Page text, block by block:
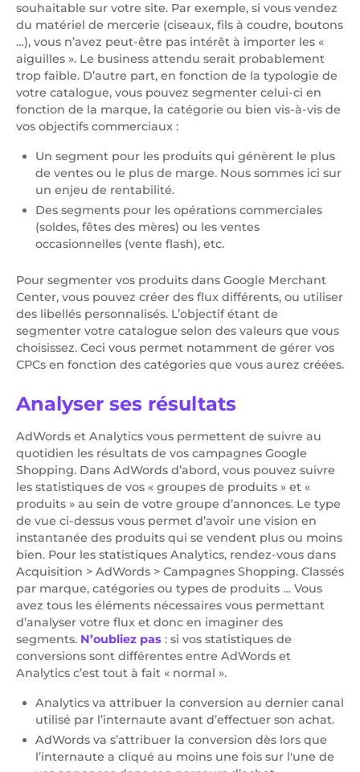
souhaitable sur votre site. Par exemple, si vous vendez
du matériel de mercerie (ciseaux, fils à coudre, boutons
…), vous n’avez peut-être pas intérêt à importer les «
aiguilles ». Le business attendu serait probablement
trop faible. D’autre part, en fonction de la typologie de
votre catalogue, vous pouvez segmenter celui-ci en
fonction de la marque, la catégorie ou bien vis-à-vis de
vos objectifs commerciaux :
Un segment pour les produits qui génèrent le plus
de ventes ou le plus de marge. Nous sommes ici sur
un enjeu de rentabilité.
Des segments pour les opérations commerciales
(soldes, fêtes des mères) ou les ventes
occasionnelles (vente flash), etc.
Pour segmenter vos produits dans Google Merchant
Center, vous pouvez créer des flux différents, ou utiliser
des libellés personnalisés. L’objectif étant de
segmenter votre catalogue selon des valeurs que vous
choisissez. Ceci vous permet notamment de gérer vos
CPCs en fonction des catégories que vous aurez créées.
Analyser ses résultats
AdWords et Analytics vous permettent de suivre au
quotidien les résultats de vos campagnes Google
Shopping. Dans AdWords d’abord, vous pouvez suivre
les statistiques de vos « groupes de produits » et «
produits » au sein de votre groupe d’annonces. Le type
de vue ci-dessus vous permet d’avoir une vision en
instantanée des produits qui se vendent plus ou moins
bien. Pour les statistiques Analytics, rendez-vous dans
Acquisition > AdWords > Campagnes Shopping. Classés
par marque, catégories ou types de produits … Vous
avez tous les éléments nécessaires vous permettant
d’analyser votre flux et donc en imaginer des
segments. N’oubliez pas : si vos statistiques de
conversions sont différentes entre AdWords et
Analytics c’est tout à fait « normal ».
Analytics va attribuer la conversion au dernier canal
utilisé par l’internaute avant d’effectuer son achat.
AdWords va s’attribuer la conversion dès lors que
l’internaute a cliqué au moins une fois sur l'une de